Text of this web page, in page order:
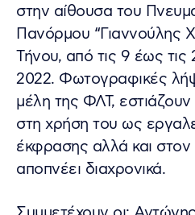
στην αίθουσα του
Πανόρμου “Γιαννούλης
Τήνου, από τις 9 έως τις
2022. Φωτογραφικές
μέλη της ΦΛΤ, εστιάζουν
στη χρήση του ως
έκφρασης αλλά και
αποπνέει διαχρονικά.